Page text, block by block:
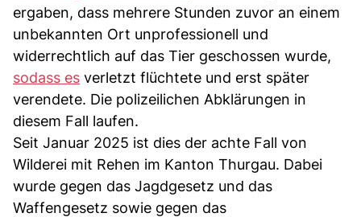
ergaben, dass mehrere Stunden zuvor an einem
unbekannten Ort unprofessionell und
widerrechtlich auf das Tier geschossen wurde,
sodass es verletzt flüchtete und erst später
verendete. Die polizeilichen Abklärungen in
diesem Fall laufen.
Seit Januar 2025 ist dies der achte Fall von
Wilderei mit Rehen im Kanton Thurgau. Dabei
wurde gegen das Jagdgesetz und das
Waffengesetz sowie gegen das